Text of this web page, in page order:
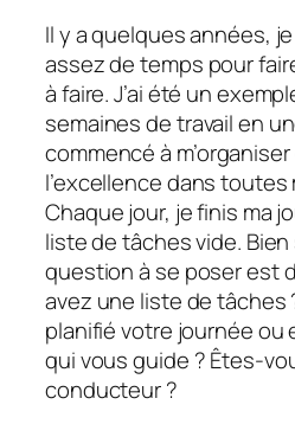
Il y a quelques années, je
assez de temps pour
à faire. J’ai été un
semaines de travail en
commencé à
l’excellence dans toutes
Chaque jour, je finis ma
liste de tâches vide.
question à se poser est
avez une liste de tâches
planifié votre journée ou
qui vous guide ? Êtes-
conducteur ?